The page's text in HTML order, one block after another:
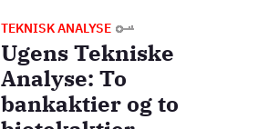
TEKNISK ANALYSE
Ugens Tekniske
Analyse: To
bankaktier og to